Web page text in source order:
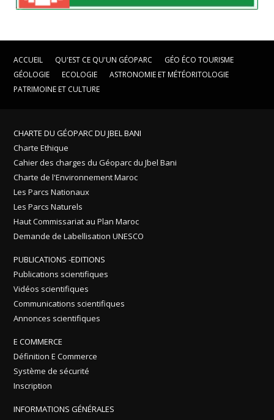
ACCUEIL QU'EST CE QU'UN GÉOPARC
GÉO ÉCO TOURISME
GÉOLOGIE
ECOLOGIE
ASTRONOMIE ET MÉTÉORITOLOGIE
PATRIMOINE ET CULTURE
CHARTE DU GÉOPARC DU JBEL BANI
Charte Ethique
Cahier des charges du Géoparc du Jbel Bani
Charte de l'Environnement Maroc
Les Parcs Nationaux
Les Parcs Naturels
Haut Commissariat au Plan Maroc
Demande de Labellisation UNESCO
PUBLICATIONS -EDITIONS
Publications scientifiques
Vidéos scientifiques
Communications scientifiques
Annonces scientifiques
E COMMERCE
Définition E Commerce
Système de sécurité
Inscription
INFORMATIONS GÉNÉRALES